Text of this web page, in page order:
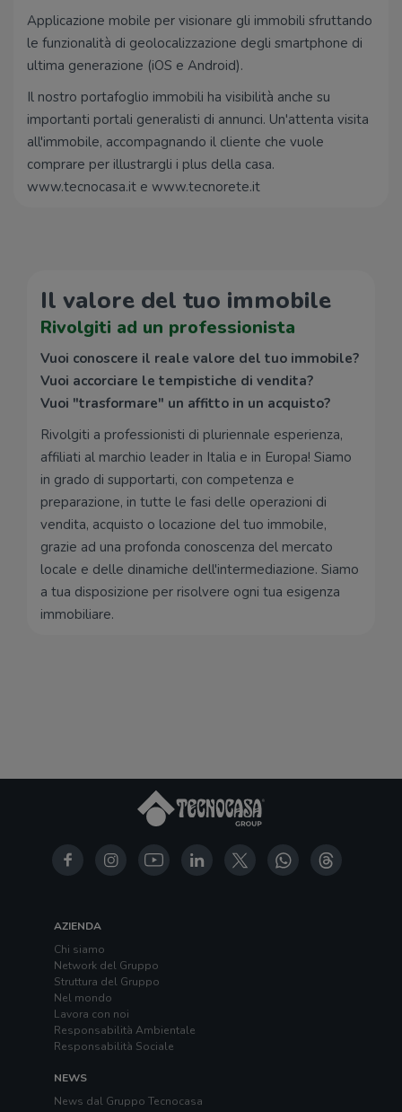
Applicazione mobile per visionare gli immobili sfruttando
le funzionalità di geolocalizzazione degli smartphone di
ultima generazione (iOS e Android).
Il nostro portafoglio immobili ha visibilità anche su
importanti portali generalisti di annunci. Un'attenta visita
all'immobile, accompagnando il cliente che vuole
comprare per illustrargli i plus della casa.
www.tecnocasa.it e www.tecnorete.it
Il valore del tuo immobile
Rivolgiti ad un professionista
Vuoi conoscere il reale valore del tuo immobile?
Vuoi accorciare le tempistiche di vendita?
Vuoi "trasformare" un affitto in un acquisto?
Rivolgiti a professionisti di pluriennale esperienza,
affiliati al marchio leader in Italia e in Europa! Siamo
in grado di supportarti, con competenza e
preparazione, in tutte le fasi delle operazioni di
vendita, acquisto o locazione del tuo immobile,
grazie ad una profonda conoscenza del mercato
locale e delle dinamiche dell'intermediazione. Siamo
a tua disposizione per risolvere ogni tua esigenza
immobiliare.
AZIENDA
Chi siamo
Network del Gruppo
Struttura del Gruppo
Nel mondo
Lavora con noi
Responsabilità Ambientale
Responsabilità Sociale
NEWS
News dal Gruppo Tecnocasa